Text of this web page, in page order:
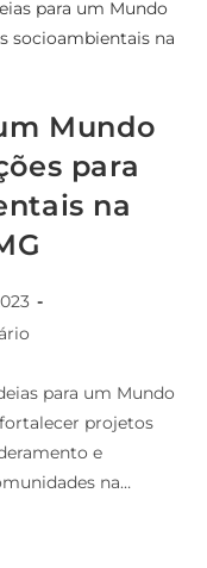
Mundo
para
na
para um Mundo
projetos
e
na…